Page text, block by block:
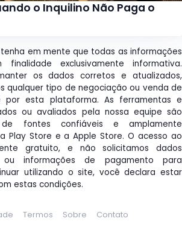
o Inquilino Não Paga o
em mente que todas as informações
finalidade exclusivamente informativa.
os dados corretos e atualizados,
qualquer tipo de negociação ou venda de
por esta plataforma. As ferramentas e
ou avaliados pela nossa equipe são
fontes confiáveis e amplamente
Play Store e a Apple Store. O acesso ao
gratuito, e não solicitamos dados
ou informações de pagamento para
utilizando o site, você declara estar
estas condições.
Termos Sobre Contato